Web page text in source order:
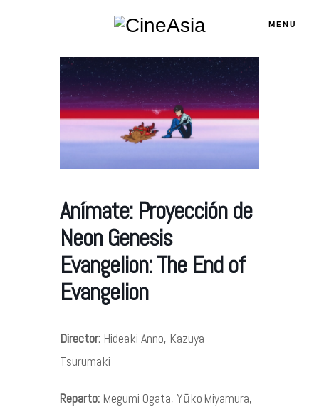
MENU
Anímate: Proyección de
Neon Genesis
Evangelion: The End of
Evangelion
Director: Hideaki Anno, Kazuya
Tsurumaki
Reparto: Megumi Ogata, Yūko Miyamura,
Servicios